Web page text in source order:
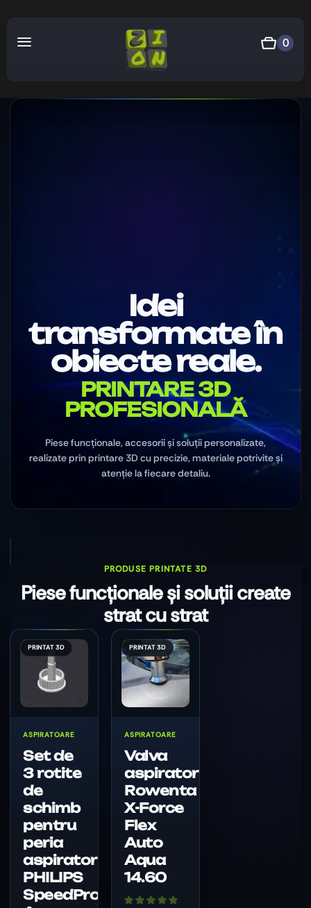
0
PRINTARE 3D
PROFESIONALĂ
Idei
transformate în
obiecte reale.
Piese funcționale, accesorii și soluții personalizate,
realizate prin printare 3D cu precizie, materiale potrivite și
atenție la fiecare detaliu.
ASPIRATOARE
Set de
3 rotite
de
schimb
pentru
peria
aspiratorului
PHILIPS
SpeedPro
ASPIRATOARE
Valva
aspirator
Rowenta
X-Force
Flex
Auto
Aqua
14.60